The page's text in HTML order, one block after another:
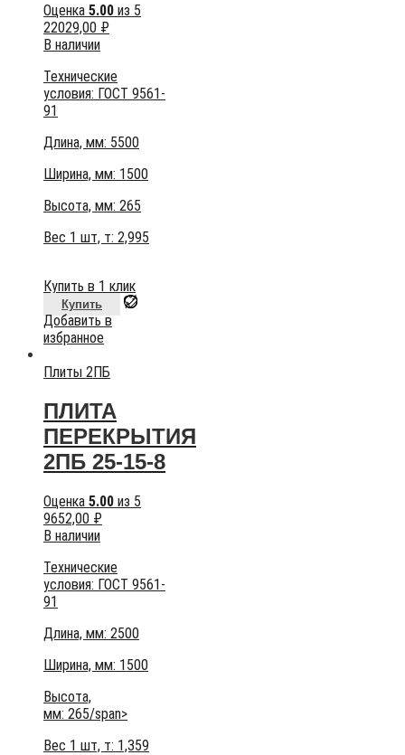
Оценка 5.00 из 5
22029,00 ₽
В наличии
Технические
условия: ГОСТ 9561-
91
Длина, мм: 5500
Ширина, мм: 1500
Высота, мм: 265
Вес 1 шт, т: 2,995
Купить в 1 клик
Купить
Добавить в
избранное
Плиты 2ПБ
ПЛИТА
ПЕРЕКРЫТИЯ
2ПБ 25-15-8
Оценка 5.00 из 5
9652,00 ₽
В наличии
Технические
условия: ГОСТ 9561-
91
Длина, мм: 2500
Ширина, мм: 1500
Высота,
мм: 265/span>
Вес 1 шт, т: 1,359